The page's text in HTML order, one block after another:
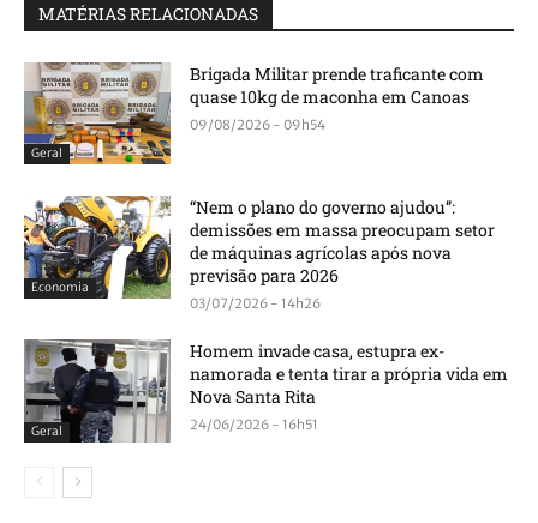
MATÉRIAS RELACIONADAS
Geral
Brigada Militar prende traficante com
quase 10kg de maconha em Canoas
09/08/2026 - 09h54
Economia
“Nem o plano do governo ajudou”:
demissões em massa preocupam setor
de máquinas agrícolas após nova
previsão para 2026
03/07/2026 - 14h26
Geral
Homem invade casa, estupra ex-
namorada e tenta tirar a própria vida em
Nova Santa Rita
24/06/2026 - 16h51